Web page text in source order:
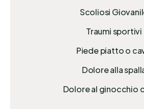
Scoliosi
Traumi sportivi
Piede piatto o
Dolore alla
Dolore al ginocchio